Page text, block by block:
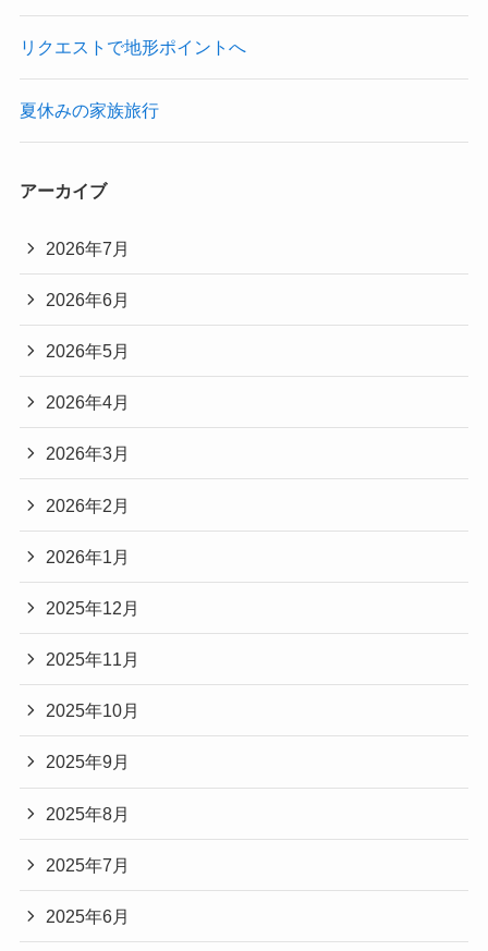
リクエストで地形ポイントへ
夏休みの家族旅行
アーカイブ
2026年7月
2026年6月
2026年5月
2026年4月
2026年3月
2026年2月
2026年1月
2025年12月
2025年11月
2025年10月
2025年9月
2025年8月
2025年7月
2025年6月